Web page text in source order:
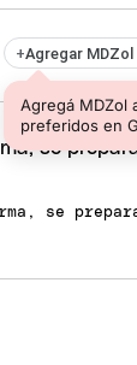
+Agregar MDZol
Agregá MDZol
preferidos en
se